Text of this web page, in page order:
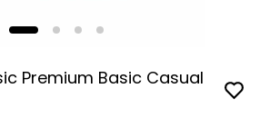
Premium Basic Casual